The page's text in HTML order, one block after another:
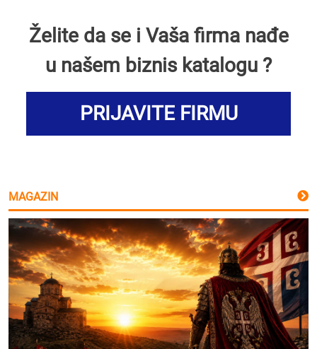
Želite da se i Vaša firma nađe
u našem biznis katalogu ?
PRIJAVITE FIRMU
MAGAZIN